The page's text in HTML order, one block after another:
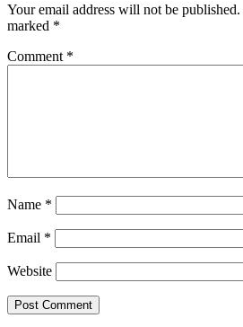
Your email address will not be published.
marked *
Comment *
Name *
Email *
Website